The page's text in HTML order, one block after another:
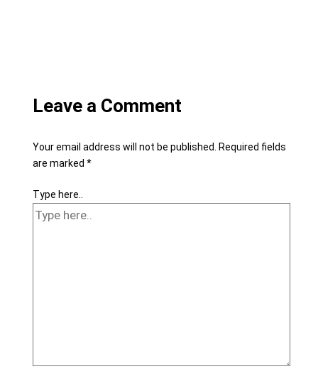
Leave a Comment
Your email address will not be published. Required fields
are marked *
Type here..